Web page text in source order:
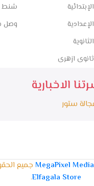
الإبتدائية
الإعدادية
الثانوية
ثانوى ازهرى
شنط
وصل
الاخبارية
ستور
MegaPixel جميع
Elfagala Store
.